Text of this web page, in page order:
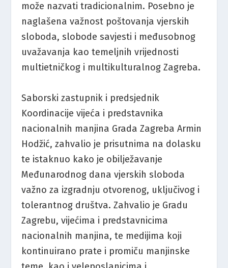
može nazvati tradicionalnim. Posebno je
naglašena važnost poštovanja vjerskih
sloboda, slobode savjesti i međusobnog
uvažavanja kao temeljnih vrijednosti
multietničkog i multikulturalnog Zagreba.
Saborski zastupnik i predsjednik
Koordinacije vijeća i predstavnika
nacionalnih manjina Grada Zagreba Armin
Hodžić, zahvalio je prisutnima na dolasku
te istaknuo kako je obilježavanje
Međunarodnog dana vjerskih sloboda
važno za izgradnju otvorenog, uključivog i
tolerantnog društva. Zahvalio je Gradu
Zagrebu, vijećima i predstavnicima
nacionalnih manjina, te medijima koji
kontinuirano prate i promiču manjinske